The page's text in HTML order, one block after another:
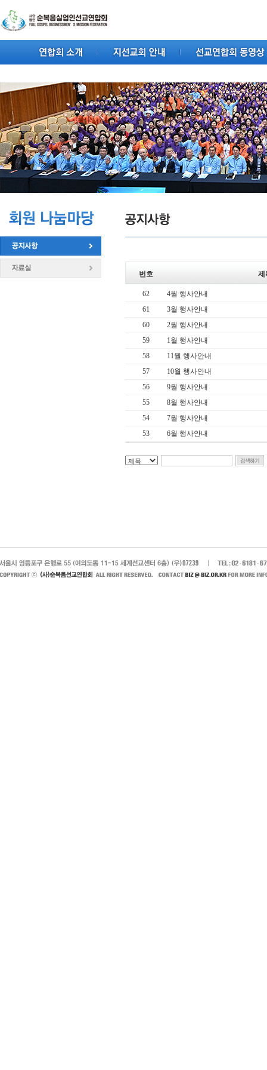
번호 제
62
4월 행사안내
61
3월 행사안내
60
2월 행사안내
59
1월 행사안내
58
11월 행사안내
57
10월 행사안내
56
9월 행사안내
55
8월 행사안내
54
7월 행사안내
53
6월 행사안내